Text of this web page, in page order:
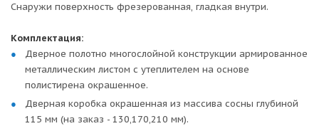
Снаружи поверхность фрезерованная, гладкая внутри.
Комплектация:
Дверное полотно многослойной конструкции армированное
металлическим листом с утеплителем на основе
полистирена окрашенное.
Дверная коробка окрашенная из массива сосны глубиной
115 мм (на заказ - 130,170,210 мм).